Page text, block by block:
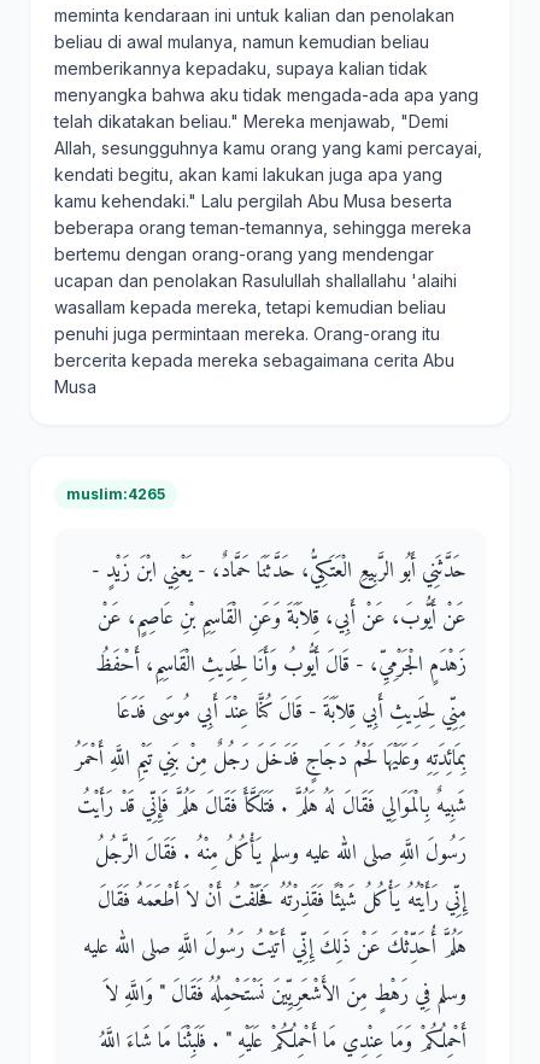
meminta kendaraan ini untuk kalian dan penolakan
beliau di awal mulanya, namun kemudian beliau
memberikannya kepadaku, supaya kalian tidak
menyangka bahwa aku tidak mengada-ada apa yang
telah dikatakan beliau." Mereka menjawab, "Demi
Allah, sesungguhnya kamu orang yang kami percayai,
kendati begitu, akan kami lakukan juga apa yang
kamu kehendaki." Lalu pergilah Abu Musa beserta
beberapa orang teman-temannya, sehingga mereka
bertemu dengan orang-orang yang mendengar
ucapan dan penolakan Rasulullah shallallahu 'alaihi
wasallam kepada mereka, tetapi kemudian beliau
penuhi juga permintaan mereka. Orang-orang itu
bercerita kepada mereka sebagaimana cerita Abu
Musa
muslim:4265
حَدَّثَنِي أَبُو الرَّبِيعِ الْعَتَكِيُّ، حَدَّثَنَا حَمَّادٌ، - يَعْنِي ابْنَ زَيْدٍ -
عَنْ أَيُّوبَ، عَنْ أَبِي، قِلاَبَةَ وَعَنِ الْقَاسِمِ بْنِ عَاصِمٍ، عَنْ
زَهْدَمٍ الْجَرْمِيِّ، - قَالَ أَيُّوبُ وَأَنَا لِحَدِيثِ الْقَاسِمِ، أَحْفَظُ
مِنِّي لِحَدِيثِ أَبِي قِلاَبَةَ - قَالَ كُنَّا عِنْدَ أَبِي مُوسَى فَدَعَا
بِمَائِدَتِهِ وَعَلَيْهَا لَحْمُ دَجَاجٍ فَدَخَلَ رَجُلٌ مِنْ بَنِي تَيْمِ اللَّهِ أَحْمَرُ
شَبِيهٌ بِالْمَوَالِي فَقَالَ لَهُ هَلُمَّ ‏.‏ فَتَلَكَّأَ فَقَالَ هَلُمَّ فَإِنِّي قَدْ رَأَيْتُ
رَسُولَ اللَّهِ صلى الله عليه وسلم يَأْكُلُ مِنْهُ ‏.‏ فَقَالَ الرَّجُلُ
إِنِّي رَأَيْتُهُ يَأْكُلُ شَيْئًا فَقَذِرْتُهُ فَحَلَفْتُ أَنْ لاَ أَطْعَمَهُ فَقَالَ
هَلُمَّ أُحَدِّثْكَ عَنْ ذَلِكَ إِنِّي أَتَيْتُ رَسُولَ اللَّهِ صلى الله عليه
وسلم فِي رَهْطٍ مِنَ الأَشْعَرِيِّينَ نَسْتَحْمِلُهُ فَقَالَ ‏"‏ وَاللَّهِ لاَ
أَحْمِلُكُمْ وَمَا عِنْدِي مَا أَحْمِلُكُمْ عَلَيْهِ ‏"‏ ‏.‏ فَلَبِثْنَا مَا شَاءَ اللَّهُ